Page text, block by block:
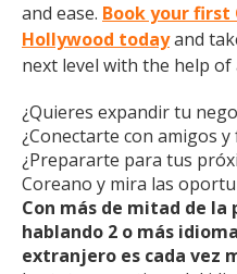
and ease. Book your first
Hollywood todayand
next level with the help
¿Quieres expandir tu
¿Conectarte con amigos
¿Prepararte para tus
Coreano y mira las
Con más de mitad de la
hablando 2 o más
extranjero es cada vez